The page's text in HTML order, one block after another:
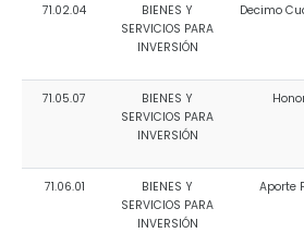
71.02.04
BIENES Y
SERVICIOS PARA
INVERSIÓN
Decimo
71.05.07
BIENES Y
SERVICIOS PARA
INVERSIÓN
71.06.01
BIENES Y
SERVICIOS PARA
INVERSIÓN
Aporte